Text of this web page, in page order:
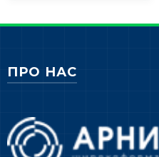
ПРО НАС